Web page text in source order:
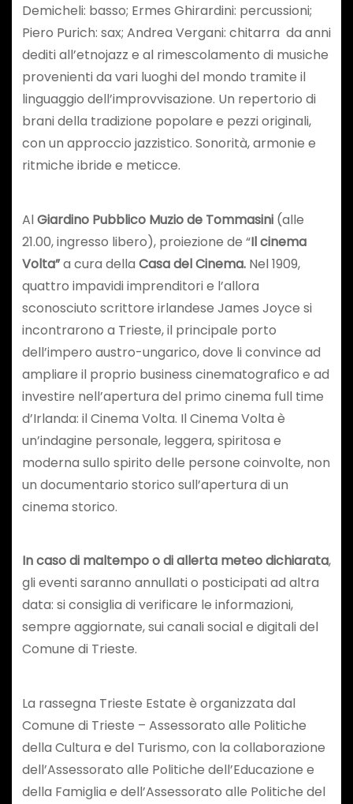
Demicheli: basso; Ermes Ghirardini: percussioni;
Piero Purich: sax; Andrea Vergani: chitarra ­ da anni
dediti all’etnojazz e al rimescolamento di musiche
provenienti da vari luoghi del mondo tramite il
linguaggio dell’improvvisazione. Un repertorio di
brani della tradizione popolare e pezzi originali,
con un approccio jazzistico. Sonorità, armonie e
ritmiche ibride e meticce.
AlGiardino Pubblico Muzio de Tommasini(alle
21.00, ingresso libero), proiezione de “Il cinema
Volta”a cura della Casa del Cinema. Nel 1909,
quattro impavidi imprenditori e l’allora
sconosciuto scrittore irlandese James Joyce si
incontrarono a Trieste, il principale porto
dell’impero austro-ungarico, dove li convince ad
ampliare il proprio business cinematografico e ad
investire nell’apertura del primo cinema full time
d’Irlanda: il Cinema Volta. Il Cinema Volta è
un’indagine personale, leggera, spiritosa e
moderna sullo spirito delle persone coinvolte, non
un documentario storico sull’apertura di un
cinema storico.
In caso di maltempo o di allerta meteo dichiarata,
gli eventi saranno annullati o posticipati ad altra
data: si consiglia di verificare le informazioni,
sempre aggiornate, sui canali social e digitali del
Comune di Trieste.
La rassegna Trieste Estate è organizzata dal
Comune di Trieste – Assessorato alle Politiche
della Cultura e del Turismo, con la collaborazione
dell’Assessorato alle Politiche dell’Educazione e
della Famiglia e dell’Assessorato alle Politiche del